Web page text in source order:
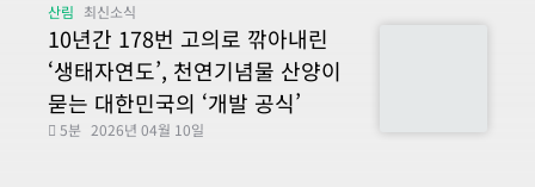
산림 최신소식
10년간 178번 고의로 깎아내린
‘생태자연도’, 천연기념물 산양이
묻는 대한민국의 ‘개발 공식’
5분 2026년 04월 10일